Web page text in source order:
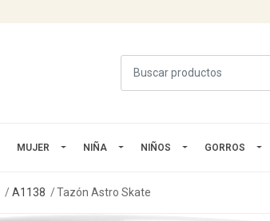
MUJER NIÑA NIÑOS GORROS
A1138 Tazón Astro Skate